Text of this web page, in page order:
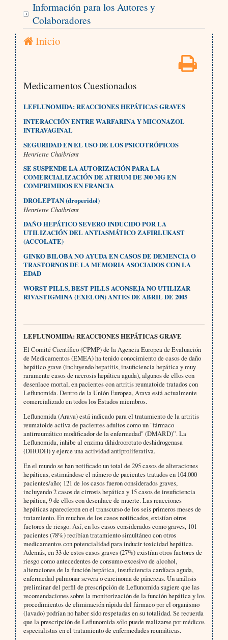
Información para los Autores y
Colaboradores
Inicio
Medicamentos Cuestionados
LEFLUNOMIDA: REACCIONES HEPÁTICAS GRAVES
INTERACCIÓN ENTRE WARFARINA Y MICONAZOL
INTRAVAGINAL
SEGURIDAD EN EL USO DE LOS PSICOTRÓPICOS
Henriette Chaibriant
SE SUSPENDE LA AUTORIZACIÓN PARA LA
COMERCIALIZACIÓN DE ATRIUM DE 300 MG EN
COMPRIMIDOS EN FRANCIA
DROLEPTAN (droperidol)
Henriette Chaibriant
DAÑO HEPÁTICO SEVERO INDUCIDO POR LA
UTILIZACIÓN DEL ANTIASMÁTICO ZAFIRLUKAST
(ACCOLATE)
GINKO BILOBA NO AYUDA EN CASOS DE DEMENCIA O
TRASTORNOS DE LA MEMORIA ASOCIADOS CON LA
EDAD
WORST PILLS, BEST PILLS ACONSEJA NO UTILIZAR
RIVASTIGMINA (EXELON) ANTES DE ABRIL DE 2005
LEFLUNOMIDA: REACCIONES HEPÁTICAS GRAVE
El Comité Científico (CPMP) de la Agencia Europea de Evaluación
de Medicamentos (EMEA) ha tenido conocimiento de casos de daño
hepático grave (incluyendo hepatitis, insuficiencia hepática y muy
raramente casos de necrosis hepática aguda), algunos de ellos con
desenlace mortal, en pacientes con artritis reumatoide tratados con
Leflunomida. Dentro de la Unión Europea, Arava está actualmente
comercializado en todos los Estados miembros.
Leflunomida (Arava) está indicado para el tratamiento de la artritis
reumatoide activa de pacientes adultos como un "fármaco
antirreumático modificador de la enfermedad" (DMARD)”. La
Leflunomida, inhibe al enzima dihidroorotato deshidrogenasa
(DHODH) y ejerce una actividad antiproliferativa.
En el mundo se han notificado un total de 295 casos de alteraciones
hepáticas, estimándose el número de pacientes tratados en 104.000
pacientes/año; 121 de los casos fueron considerados graves,
incluyendo 2 casos de cirrosis hepática y 15 casos de insuficiencia
hepática, 9 de ellos con desenlace de muerte. Las reacciones
hepáticas aparecieron en el transcurso de los seis primeros meses de
tratamiento. En muchos de los casos notificados, existían otros
factores de riesgo. Así, en los casos considerados como graves, 101
pacientes (78%) recibían tratamiento simultáneo con otros
medicamentos con potencialidad para inducir toxicidad hepática.
Además, en 33 de estos casos graves (27%) existían otros factores de
riesgo como antecedentes de consumo excesivo de alcohol,
alteraciones de la función hepática, insuficiencia cardíaca aguda,
enfermedad pulmonar severa o carcinoma de páncreas. Un análisis
preliminar del perfil de prescripción de Leflunomida sugiere que las
recomendaciones sobre la monitorización de la función hepática y los
procedimientos de eliminación rápida del fármaco por el organismo
(lavado) podrían no haber sido respetadas en su totalidad. Se recuerda
que la prescripción de Leflunomida sólo puede realizarse por médicos
especialistas en el tratamiento de enfermedades reumáticas.